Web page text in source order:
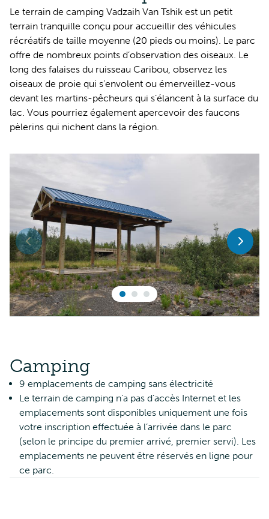
Le terrain de camping Vadzaih Van Tshik est un petit
terrain tranquille conçu pour accueillir des véhicules
récréatifs de taille moyenne (20 pieds ou moins). Le parc
offre de nombreux points d’observation des oiseaux. Le
long des falaises du ruisseau Caribou, observez les
oiseaux de proie qui s’envolent ou émerveillez-vous
devant les martins-pêcheurs qui s’élancent à la surface du
lac. Vous pourriez également apercevoir des faucons
pèlerins qui nichent dans la région.
Camping
9 emplacements de camping sans électricité
Le terrain de camping n’a pas d’accès Internet et les
emplacements sont disponibles uniquement une fois
votre inscription effectuée à l’arrivée dans le parc
(selon le principe du premier arrivé, premier servi). Les
emplacements ne peuvent être réservés en ligne pour
ce parc.